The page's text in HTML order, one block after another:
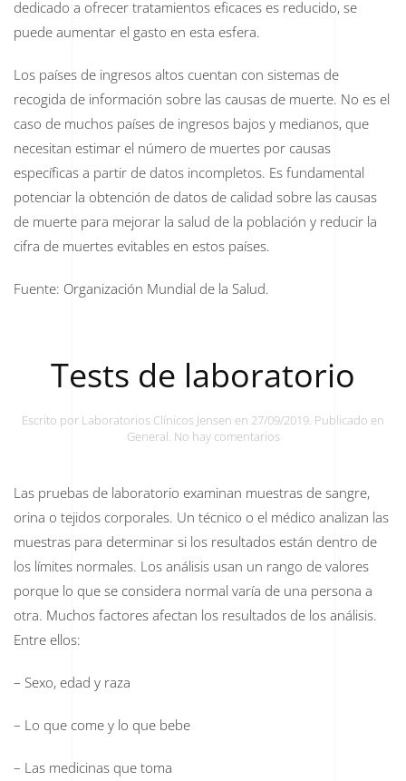
dedicado a ofrecer tratamientos eficaces es reducido, se
puede aumentar el gasto en esta esfera.
Los países de ingresos altos cuentan con sistemas de
recogida de información sobre las causas de muerte. No es el
caso de muchos países de ingresos bajos y medianos, que
necesitan estimar el número de muertes por causas
específicas a partir de datos incompletos. Es fundamental
potenciar la obtención de datos de calidad sobre las causas
de muerte para mejorar la salud de la población y reducir la
cifra de muertes evitables en estos países.
Fuente: Organización Mundial de la Salud.
Tests de laboratorio
Escrito por Laboratorios Clínicos Jensen en 27/09/2019. Publicado en
General. No hay comentariosen
laboratorio
Las pruebas de laboratorio examinan muestras de sangre,
orina o tejidos corporales. Un técnico o el médico analizan las
muestras para determinar si los resultados están dentro de
los límites normales. Los análisis usan un rango de valores
porque lo que se considera normal varía de una persona a
otra. Muchos factores afectan los resultados de los análisis.
Entre ellos:
– Sexo, edad y raza
– Lo que come y lo que bebe
– Las medicinas que toma